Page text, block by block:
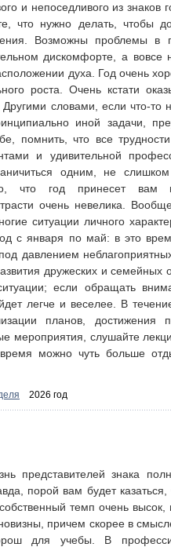
и непоседливого из знаков
что нужно делать, чтобы
Возможны проблемы в
дискомфорте, а вовсе
духа. Год очень
роста. Очень кстати
словами, если что-то
иной задачи,
помнить, что все
и удивительной
одним, не
что год принесет вам
очень невелика.
ситуации личного
с января по май: в это
давлением
дружеских и семейных
если обращать
легче и веселее. В
планов, достижения
мероприятия, слушайте
можно чуть больше
2026 год
представителей знака
порой вам будет
темп очень
причем скорее в
для учебы. В